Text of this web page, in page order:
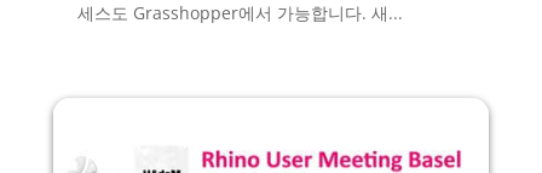
세스도 Grasshopper에서 가능합니다. 새...